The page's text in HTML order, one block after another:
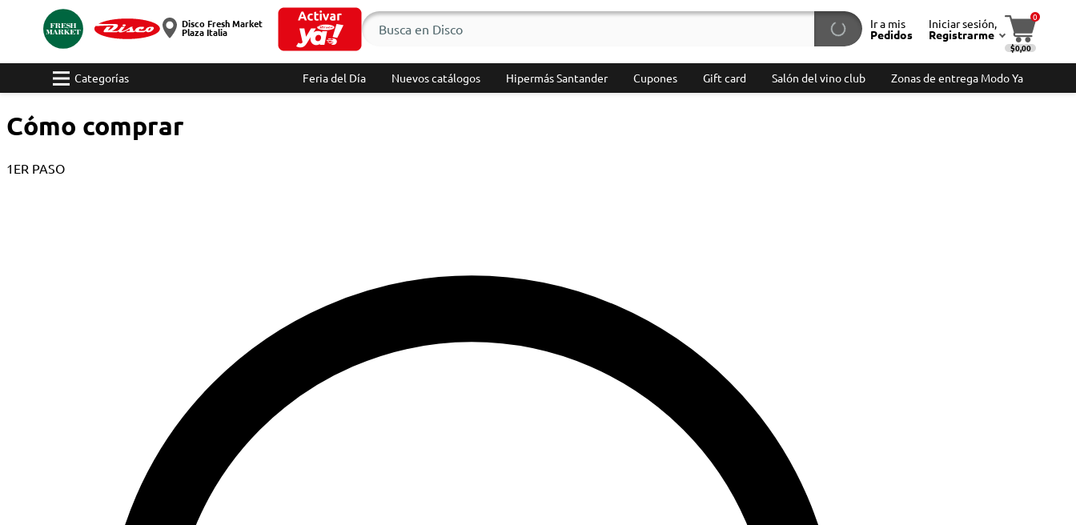
Disco Fresh Market
Plaza Italia
Ir a mis
Pedidos
Iniciar sesión,
Registrarme
0
$0,00
Categorías Feria del Día Nuevos catálogos Hipermás Santander Cupones Gift card Salón del vino club Zonas de entrega Modo Ya